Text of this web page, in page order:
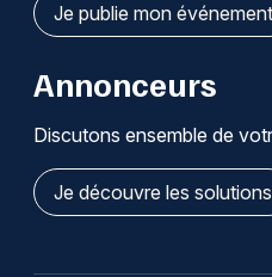
Je publie mon événement
Annonceurs
Discutons ensemble de
Je découvre les solutions